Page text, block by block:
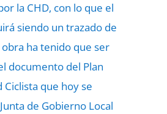
la CHD, con lo que el
siendo un trazado de
ha tenido que ser
documento del Plan
Ciclista que hoy se
de Gobierno Local